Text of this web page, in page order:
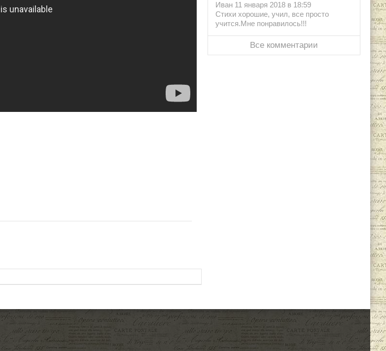
Иван 11 января 2018 в 18:59
Стихи хорошие, учил, все просто
учится.Мне понравилось!!!
Все комментарии